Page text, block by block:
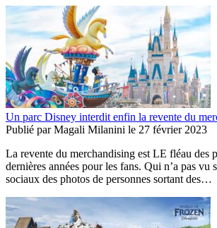
Un parc Disney interdit enfin la revente du
Publié parMagali Milanini le 27 février 2023
La revente du merchandising est LE fléau des
dernières années pour les fans. Qui n’a pas vu
sociaux des photos de personnes sortant des…